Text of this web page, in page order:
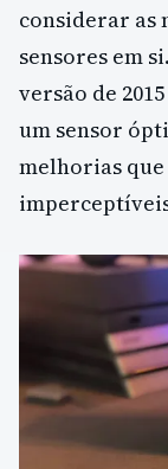
considerar as
sensores em
versão de
um sensor
melhorias